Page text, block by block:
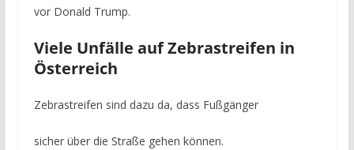
vor Donald Trump.
Viele Unfälle auf Zebrastreifen in
Österreich
Zebrastreifen sind dazu da, dass Fußgänger
sicher über die Straße gehen können.